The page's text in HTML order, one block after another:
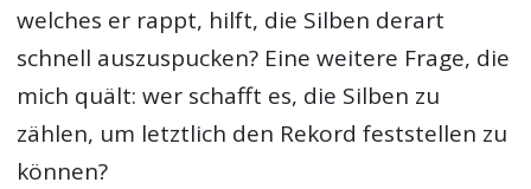
welches er rappt, hilft, die Silben derart
schnell auszuspucken? Eine weitere Frage, die
mich quält: wer schafft es, die Silben zu
zählen, um letztlich den Rekord feststellen zu
können?